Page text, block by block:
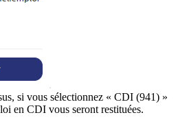
si vous sélectionnez « CDI (941) »
en CDI vous seront restituées.